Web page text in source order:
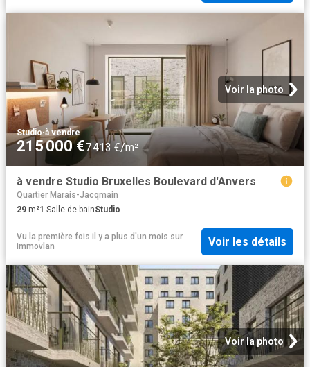
Voir la photo
Studio·à vendre
215 000 €7 413 €/m²
à vendre Studio Bruxelles Boulevard d'Anvers
Quartier Marais-Jacqmain
29 m²1 Salle de bainStudio
Vu la première fois il y a plus d'un mois sur
immovlan
Voir les détails
Voir la photo